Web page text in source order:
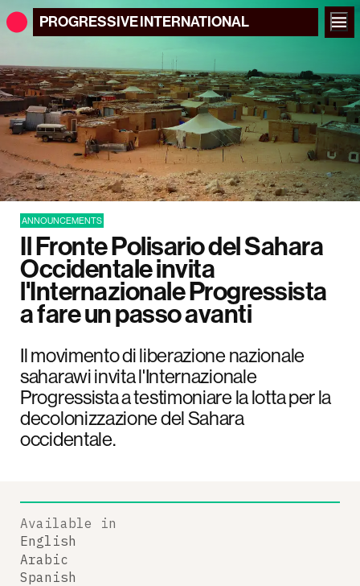
PROGRESSIVEINTERNATIONAL
ANNOUNCEMENTS
Il Fronte Polisario del Sahara
Occidentale invita
l'Internazionale Progressista
a fare un passo avanti
Il movimento di liberazione nazionale
saharawi invita l'Internazionale
Progressista a testimoniare la lotta per la
decolonizzazione del Sahara
occidentale.
Available in
English
Arabic
Spanish